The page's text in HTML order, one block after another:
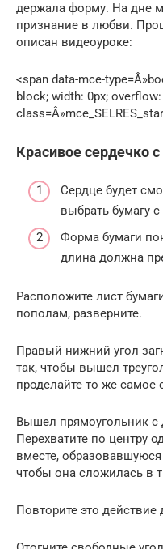
держала форму. На дне
признание в любви.
описан видеоуроке:
<span data-mce-
block; width: 0px;
Красивое сердечко
Сердце будет
выбрать бумагу
Форма бумаги
длина должна
Расположите лист
пополам, разверните.
Правый нижний угол
так, чтобы вышел
проделайте то же самое
Вышел прямоугольник с
Перехватите по центру
вместе,
чтобы она сложилась в
Повторите это действие